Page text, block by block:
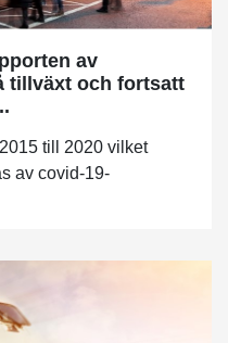
av
tillväxt och fortsatt
till 2020 vilket
av covid-19-